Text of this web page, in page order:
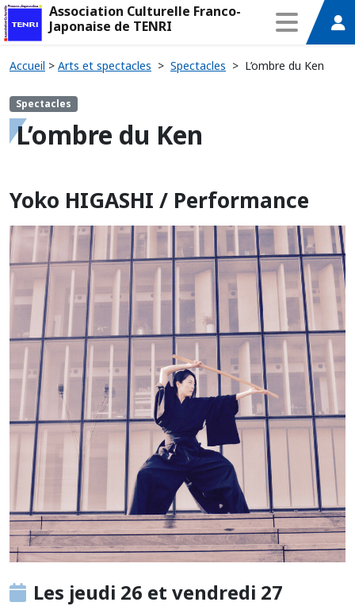
Association Culturelle Franco-
Japonaise de TENRI
Accueil > Arts et spectacles > Spectacles > L’ombre du Ken
Spectacles
L’ombre du Ken
Yoko HIGASHI / Performance
Les jeudi 26 et vendredi 27